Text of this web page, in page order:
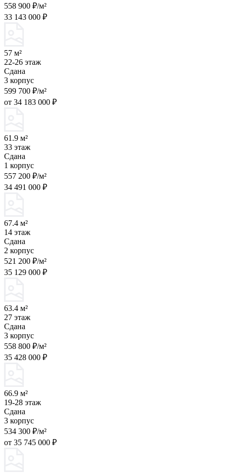
558 900 ₽/м²
33 143 000 ₽
57 м²
22-26 этаж
Сдана
3 корпус
599 700 ₽/м²
от 34 183 000 ₽
61.9 м²
33 этаж
Сдана
1 корпус
557 200 ₽/м²
34 491 000 ₽
67.4 м²
14 этаж
Сдана
2 корпус
521 200 ₽/м²
35 129 000 ₽
63.4 м²
27 этаж
Сдана
3 корпус
558 800 ₽/м²
35 428 000 ₽
66.9 м²
19-28 этаж
Сдана
3 корпус
534 300 ₽/м²
от 35 745 000 ₽